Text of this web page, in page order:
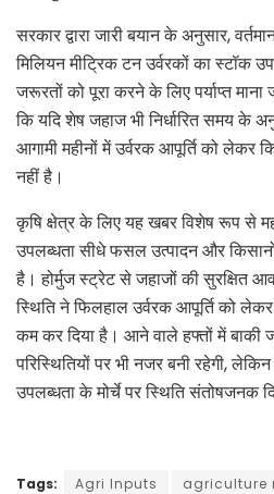
सरकार द्वारा जारी बयान के अनुसार,
मिलियन मीट्रिक टन उर्वरकों का स्टॉक
जरूरतों को पूरा करने के लिए पर्याप्त माना
कि यदि शेष जहाज भी निर्धारित समय के
आगामी महीनों में उर्वरक आपूर्ति को लेकर
नहीं है।
कृषि क्षेत्र के लिए यह खबर विशेष रूप से
उपलब्धता सीधे फसल उत्पादन और
है। होर्मुज स्ट्रेट से जहाजों की सुरक्षित
स्थिति ने फिलहाल उर्वरक आपूर्ति को
कम कर दिया है। आने वाले हफ्तों में बाकी
परिस्थितियों पर भी नजर बनी रहेगी,
उपलब्धता के मोर्चे पर स्थिति संतोषजनक
Tags: Agri Inputs agriculture